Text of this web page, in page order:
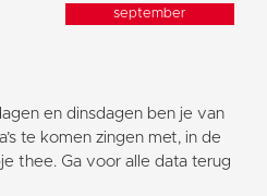
september
en dinsdagen ben je van
te komen zingen met, in de
thee. Ga voor alle data terug